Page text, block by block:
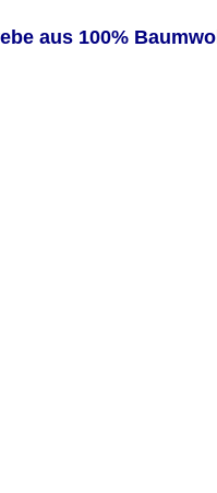
aus 100%